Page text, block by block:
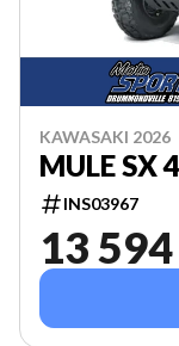
KAWASAKI 2026
MULE SX
INS03967
13